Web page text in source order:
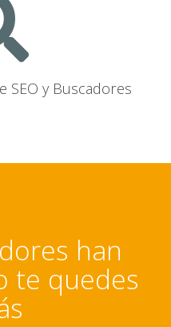
SEO y Buscadores
han
te quedes